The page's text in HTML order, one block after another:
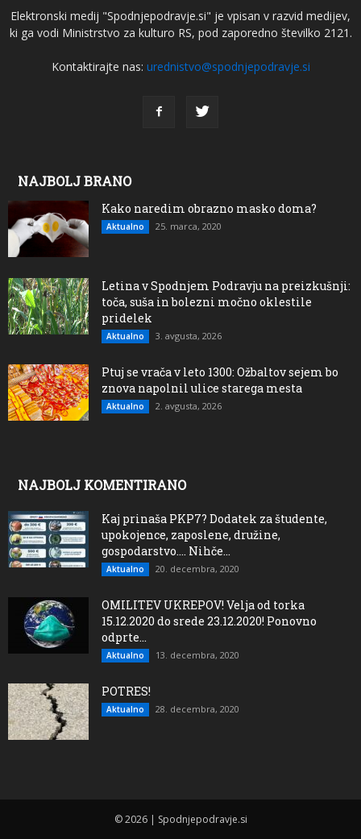
Elektronski medij "Spodnjepodravje.si" je vpisan v razvid medijev,
ki ga vodi Ministrstvo za kulturo RS, pod zaporedno številko 2121.
Kontaktirajte nas: urednistvo@spodnjepodravje.si
NAJBOLJ BRANO
Kako naredim obrazno masko doma?
Aktualno 25. marca, 2020
Letina v Spodnjem Podravju na preizkušnji:
toča, suša in bolezni močno oklestile
pridelek
Aktualno 3. avgusta, 2026
Ptuj se vrača v leto 1300: Ožbaltov sejem bo
znova napolnil ulice starega mesta
Aktualno 2. avgusta, 2026
NAJBOLJ KOMENTIRANO
Kaj prinaša PKP7? Dodatek za študente,
upokojence, zaposlene, družine,
gospodarstvo…. Nihče...
Aktualno 20. decembra, 2020
OMILITEV UKREPOV! Velja od torka
15.12.2020 do srede 23.12.2020! Ponovno
odprte...
Aktualno 13. decembra, 2020
POTRES!
Aktualno 28. decembra, 2020
© 2026 | Spodnjepodravje.si